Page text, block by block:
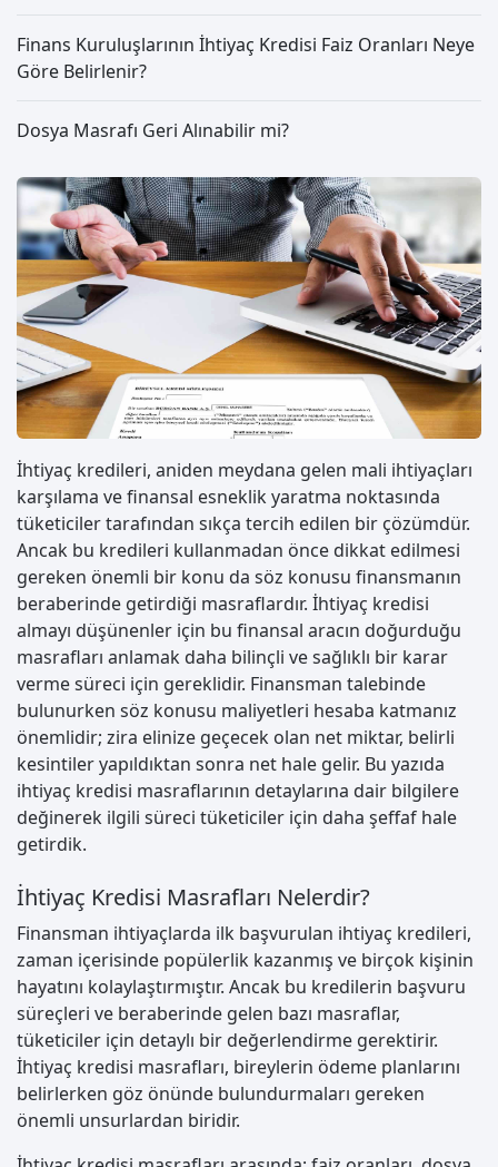
İhtiyaç kredileri, aniden meydana gelen mali ihtiyaçları
karşılama ve finansal esneklik yaratma noktasında
tüketiciler tarafından sıkça tercih edilen bir çözümdür.
Ancak bu kredileri kullanmadan önce dikkat edilmesi
gereken önemli bir konu da söz konusu finansmanın
beraberinde getirdiği masraflardır. İhtiyaç kredisi
almayı düşünenler için bu finansal aracın doğurduğu
masrafları anlamak daha bilinçli ve sağlıklı bir karar
verme süreci için gereklidir. Finansman talebinde
bulunurken söz konusu maliyetleri hesaba katmanız
önemlidir; zira elinize geçecek olan net miktar, belirli
kesintiler yapıldıktan sonra net hale gelir. Bu yazıda
ihtiyaç kredisi masraflarının detaylarına dair bilgilere
değinerek ilgili süreci tüketiciler için daha şeffaf hale
getirdik.
İhtiyaç Kredisi Masrafları Nelerdir?
Finansman ihtiyaçlarda ilk başvurulan ihtiyaç kredileri,
zaman içerisinde popülerlik kazanmış ve birçok kişinin
hayatını kolaylaştırmıştır. Ancak bu kredilerin başvuru
süreçleri ve beraberinde gelen bazı masraflar,
tüketiciler için detaylı bir değerlendirme gerektirir.
İhtiyaç kredisi masrafları, bireylerin ödeme planlarını
belirlerken göz önünde bulundurmaları gereken
önemli unsurlardan biridir.
Finans Kuruluşlarının İhtiyaç Kredisi Faiz Oranları Neye
Göre Belirlenir?
Dosya Masrafı Geri Alınabilir mi?